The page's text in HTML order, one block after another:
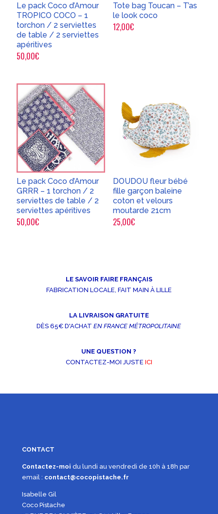
Le pack Coco d’Amour
TROPICO COCO – 1
torchon / 2 serviettes
de table / 2 serviettes
apéritives
50,00€
Tote bag Toucan – T’as
le look coco
12,00€
Le pack Coco d’Amour
GRRR – 1 torchon / 2
serviettes de table / 2
serviettes apéritives
50,00€
DOUDOU fleur bébé
fille garçon baleine
coton et velours
moutarde 21cm
25,00€
LE SAVOIR FAIRE FRANÇAIS
FABRICATION LOCALE, FAIT MAIN À LILLE
LA LIVRAISON GRATUITE
DÈS 65€ D'ACHATEN FRANCE MÉTROPOLITAINE
UNE QUESTION ?
CONTACTEZ-MOI JUSTE ICI
CONTACT
Contactez-moi du lundi au vendredi de 10h à 18h par
email : contact@cocopistache.fr
Isabelle Gil
Coco Pistache